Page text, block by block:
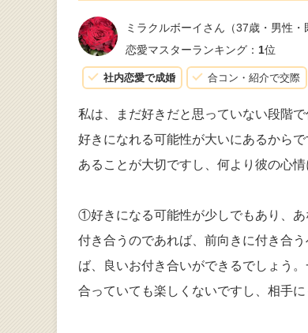
ミラクルボーイさん （37歳・男性・
恋愛マスターランキング： 1位
社内恋愛で成婚 合コン・紹介で交際
私は、まだ好きだと思っていない段階
好きになれる可能性が大いにあるから
あることが大切ですし、何より彼の心
①好きになる可能性が少しでもあり、
付き合うのであれば、前向きに付き合
ば、良いお付き合いができるでしょう
合っていても楽しくないですし、相手